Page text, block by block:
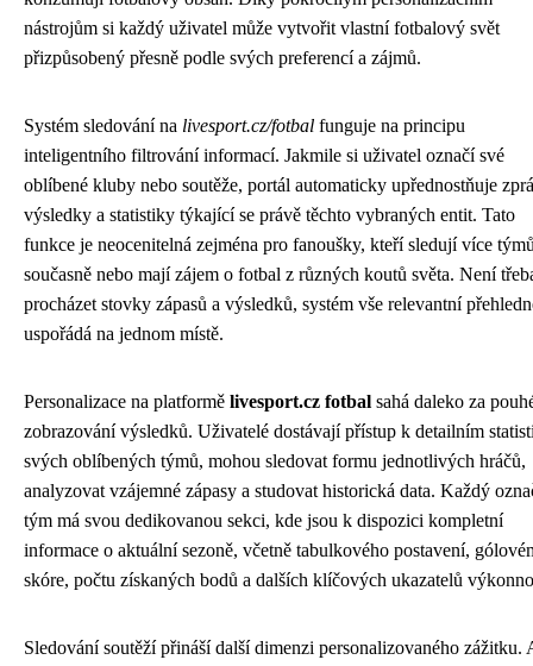
nástrojům si každý uživatel může vytvořit vlastní fotbalový svět
přizpůsobený přesně podle svých preferencí a zájmů.
Systém sledování na livesport.cz/fotbal funguje na principu
inteligentního filtrování informací. Jakmile si uživatel označí své
oblíbené kluby nebo soutěže, portál automaticky upřednostňuje
výsledky a statistiky týkající se právě těchto vybraných entit. Tato
funkce je neocenitelná zejména pro fanoušky, kteří sledují více
současně nebo mají zájem o fotbal z různých koutů světa. Není
procházet stovky zápasů a výsledků, systém vše relevantní
uspořádá na jednom místě.
Personalizace na platformě livesport.cz fotbal sahá daleko za
zobrazování výsledků. Uživatelé dostávají přístup k detailním
svých oblíbených týmů, mohou sledovat formu jednotlivých hráčů,
analyzovat vzájemné zápasy a studovat historická data. Každý
tým má svou dedikovanou sekci, kde jsou k dispozici kompletní
informace o aktuální sezoně, včetně tabulkového postavení,
skóre, počtu získaných bodů a dalších klíčových ukazatelů
Sledování soutěží přináší další dimenzi personalizovaného zážitku.